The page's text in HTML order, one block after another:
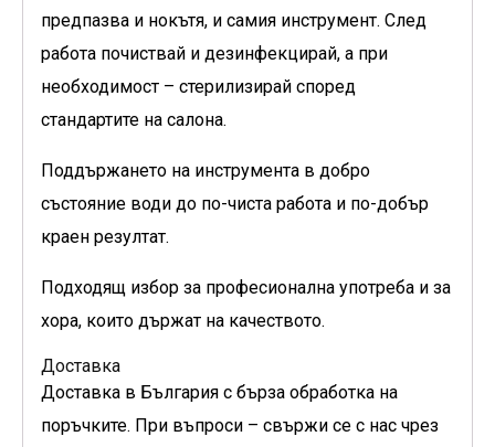
предпазва и нокътя, и самия инструмент. След
работа почиствай и дезинфекцирай, а при
необходимост – стерилизирай според
стандартите на салона.
Поддържането на инструмента в добро
състояние води до по-чиста работа и по-добър
краен резултат.
Подходящ избор за професионална употреба и за
хора, които държат на качеството.
Доставка
Доставка в България с бърза обработка на
поръчките. При въпроси – свържи се с нас чрез